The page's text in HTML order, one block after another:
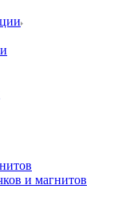
и магнитов